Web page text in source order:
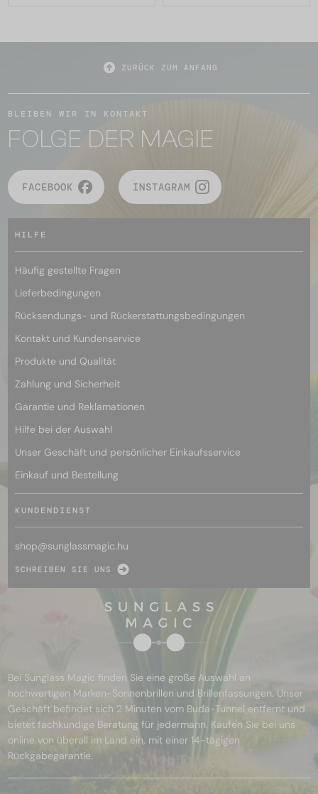
ZURÜCK ZUM ANFANG
BLEIBEN WIR IN KONTAKT
FOLGE DER MAGIE
FACEBOOK INSTAGRAM
HILFE
Häufig gestellte Fragen
Lieferbedingungen
Rücksendungs- und Rückerstattungsbedingungen
Kontakt und Kundenservice
Produkte und Qualität
Zahlung und Sicherheit
Garantie und Reklamationen
Hilfe bei der Auswahl
Unser Geschäft und persönlicher Einkaufsservice
Einkauf und Bestellung
KUNDENDIENST
shop@sunglassmagic.hu
SCHREIBEN SIE UNS
Bei Sunglass Magic finden Sie eine große Auswahl an
hochwertigen Marken-Sonnenbrillen und Brillenfassungen. Unser
Geschäft befindet sich 2 Minuten vom Buda-Tunnel entfernt und
bietet fachkundige Beratung für jedermann. Kaufen Sie bei uns
online von überall im Land ein, mit einer 14-tägigen
Rückgabegarantie.